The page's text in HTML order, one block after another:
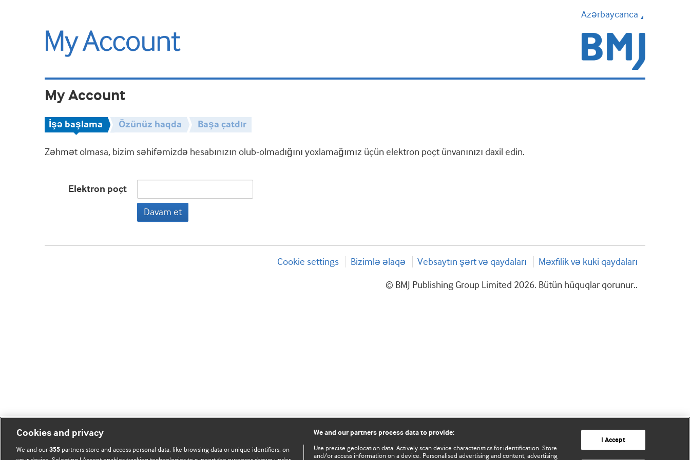
Azərbaycanca
My Account
İşə başlama Özünüz haqda Başa çatdır
Zəhmət olmasa, bizim səhifəmizdə hesabınızın olub-olmadığını yoxlamağımız üçün elektron poçt ünvanınızı daxil edin.
Elektron poçt
Davam et
Cookie settings Bizimlə əlaqə Vebsaytın şərt və qaydaları Məxfilik və kuki qaydaları
© BMJ Publishing Group Limited 2026. Bütün hüquqlar qorunur..
Cookies and privacy
We and our355 partners store and access personal data, like browsing data or unique identifiers, on
We and our partners process data to provide:
Use precise geolocation data. Actively scan device characteristics for identification. Store
and/or access information on a device. Personalised advertising and content, advertising
I Accept